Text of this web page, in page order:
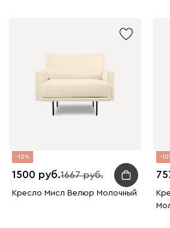
10
1500 1667
Кресло Мисл Велюр Молочный
10